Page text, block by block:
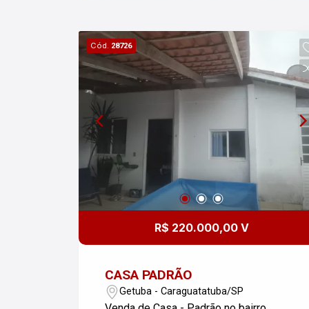
Cód. 28726
R$ 220.000,00 V
CASA PADRÃO
Getuba - Caraguatatuba/SP